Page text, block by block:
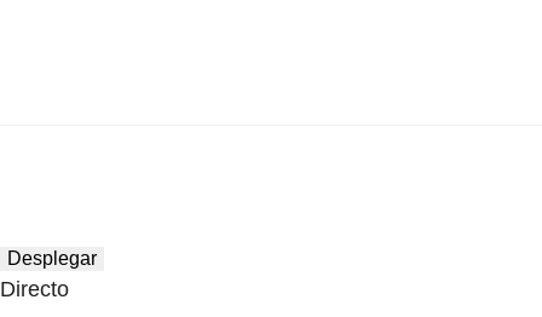
Desplegar
Directo